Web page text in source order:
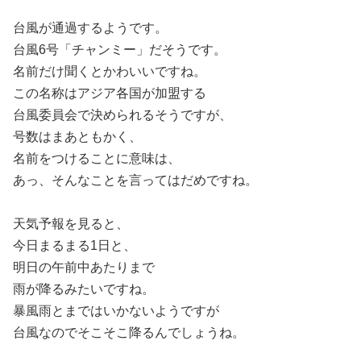
台風が通過するようです。
台風6号「チャンミー」だそうです。
名前だけ聞くとかわいいですね。
この名称はアジア各国が加盟する
台風委員会で決められるそうですが、
号数はまあともかく、
名前をつけることに意味は、
あっ、そんなことを言ってはだめですね。
天気予報を見ると、
今日まるまる1日と、
明日の午前中あたりまで
雨が降るみたいですね。
暴風雨とまではいかないようですが
台風なのでそこそこ降るんでしょうね。